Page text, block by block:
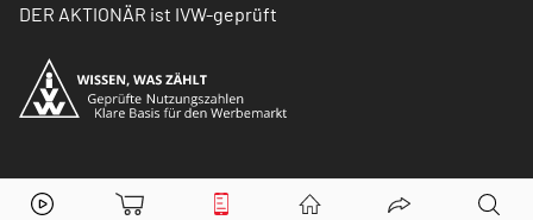
K+S Aktie jetzt handeln?
DER AKTIONÄR ist IVW-geprüft